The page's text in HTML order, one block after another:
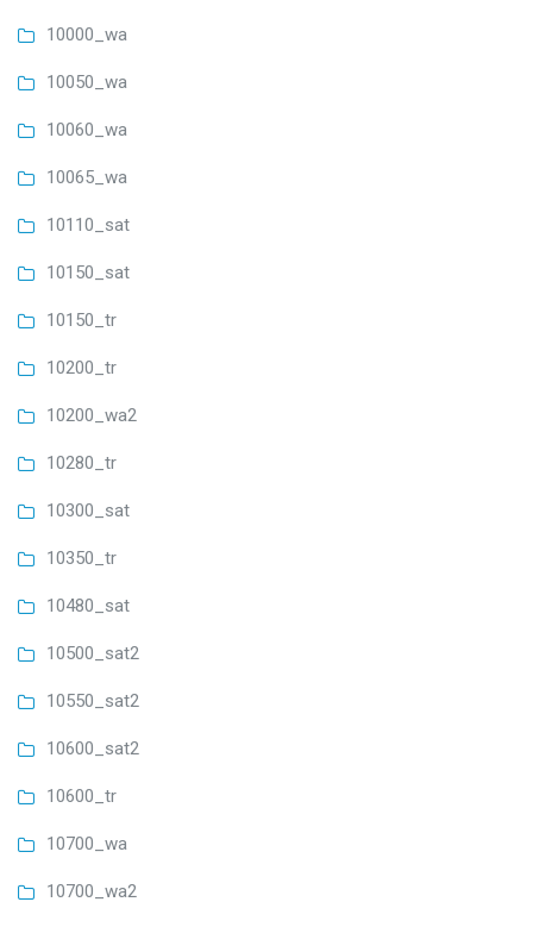
10000_wa
10050_wa
10060_wa
10065_wa
10110_sat
10150_sat
10150_tr
10200_tr
10200_wa2
10280_tr
10300_sat
10350_tr
10480_sat
10500_sat2
10550_sat2
10600_sat2
10600_tr
10700_wa
10700_wa2